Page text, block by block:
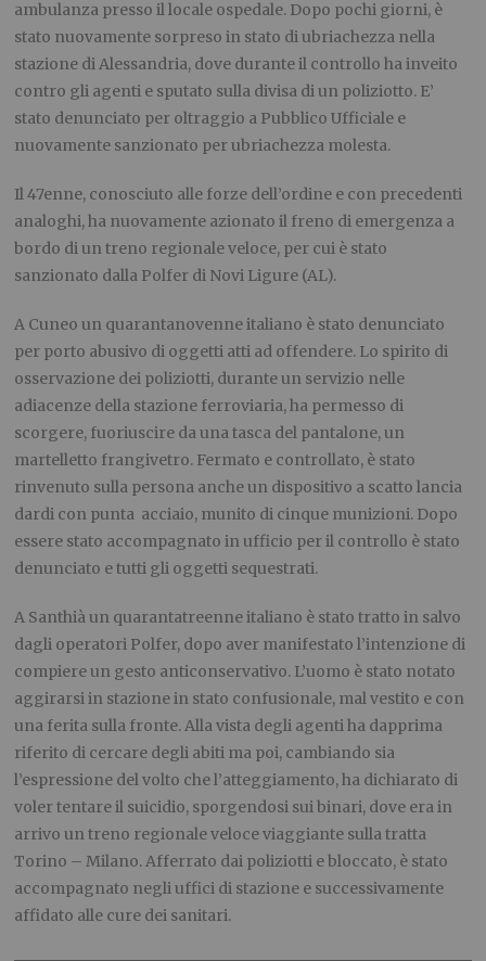
ambulanza presso il locale ospedale. Dopo pochi giorni, è
stato nuovamente sorpreso in stato di ubriachezza nella
stazione di Alessandria, dove durante il controllo ha inveito
contro gli agenti e sputato sulla divisa di un poliziotto. E’
stato denunciato per oltraggio a Pubblico Ufficiale e
nuovamente sanzionato per ubriachezza molesta.
Il 47enne, conosciuto alle forze dell’ordine e con precedenti
analoghi, ha nuovamente azionato il freno di emergenza a
bordo di un treno regionale veloce, per cui è stato
sanzionato dalla Polfer di Novi Ligure (AL).
A Cuneo un quarantanovenne italiano è stato denunciato
per porto abusivo di oggetti atti ad offendere. Lo spirito di
osservazione dei poliziotti, durante un servizio nelle
adiacenze della stazione ferroviaria, ha permesso di
scorgere, fuoriuscire da una tasca del pantalone, un
martelletto frangivetro. Fermato e controllato, è stato
rinvenuto sulla persona anche un dispositivo a scatto lancia
dardi con punta acciaio, munito di cinque munizioni. Dopo
essere stato accompagnato in ufficio per il controllo è stato
denunciato e tutti gli oggetti sequestrati.
A Santhià un quarantatreenne italiano è stato tratto in salvo
dagli operatori Polfer, dopo aver manifestato l’intenzione di
compiere un gesto anticonservativo. L’uomo è stato notato
aggirarsi in stazione in stato confusionale, mal vestito e con
una ferita sulla fronte. Alla vista degli agenti ha dapprima
riferito di cercare degli abiti ma poi, cambiando sia
l’espressione del volto che l’atteggiamento, ha dichiarato di
voler tentare il suicidio, sporgendosi sui binari, dove era in
arrivo un treno regionale veloce viaggiante sulla tratta
Torino – Milano. Afferrato dai poliziotti e bloccato, è stato
accompagnato negli uffici di stazione e successivamente
affidato alle cure dei sanitari.